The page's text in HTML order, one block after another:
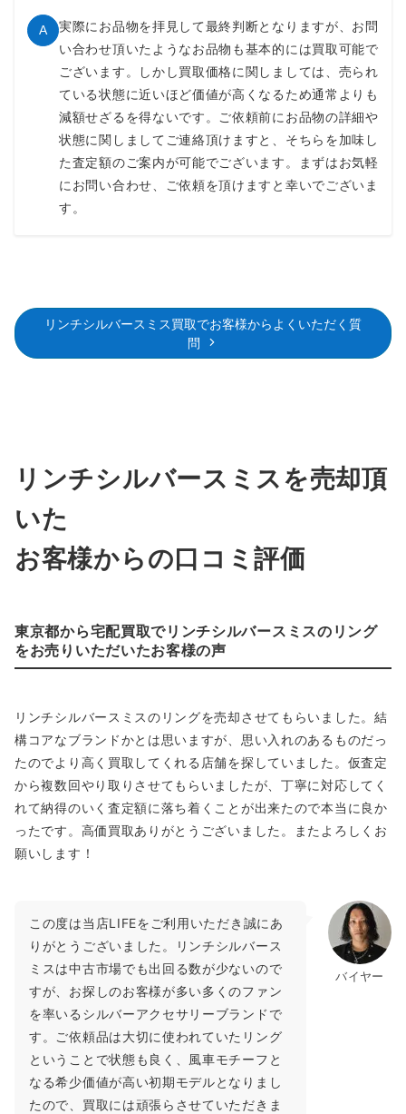
A
実際にお品物を拝見して最終判断となりますが、お問
い合わせ頂いたようなお品物も基本的には買取可能で
ございます。しかし買取価格に関しましては、売られ
ている状態に近いほど価値が高くなるため通常よりも
減額せざるを得ないです。ご依頼前にお品物の詳細や
状態に関しましてご連絡頂けますと、そちらを加味し
た査定額のご案内が可能でございます。まずはお気軽
にお問い合わせ、ご依頼を頂けますと幸いでございま
す。
リンチシルバースミス買取でお客様からよくいただく質
問
リンチシルバースミスを売却頂
いた
お客様からの口コミ評価
東京都から宅配買取でリンチシルバースミスのリング
をお売りいただいたお客様の声
リンチシルバースミスのリングを売却させてもらいました。結
構コアなブランドかとは思いますが、思い入れのあるものだっ
たのでより高く買取してくれる店舗を探していました。仮査定
から複数回やり取りさせてもらいましたが、丁寧に対応してく
れて納得のいく査定額に落ち着くことが出来たので本当に良か
ったです。高価買取ありがとうございました。またよろしくお
願いします！
バイヤー
この度は当店LIFEをご利用いただき誠にあ
りがとうございました。リンチシルバース
ミスは中古市場でも出回る数が少ないので
すが、お探しのお客様が多い多くのファン
を率いるシルバーアクセサリーブランドで
す。ご依頼品は大切に使われていたリング
ということで状態も良く、風車モチーフと
なる希少価値が高い初期モデルとなりまし
たので、買取には頑張らさせていただきま